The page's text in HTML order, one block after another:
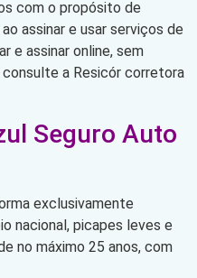
com o propósito de
assinar e usar serviços de
e assinar online, sem
consulte a Resicór corretora
Seguro Auto
exclusivamente
nacional, picapes leves e
no máximo 25 anos, com